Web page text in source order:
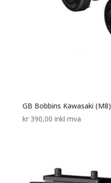
GB Bobbins Kawasaki (M8)
kr390,00 inkl mva